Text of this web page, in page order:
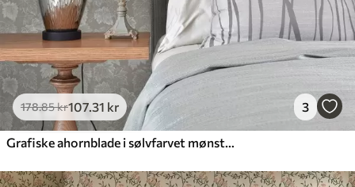
178.85kr107.31 kr 3
Grafiske ahornblade i sølvfarvet mønster på grå baggrund